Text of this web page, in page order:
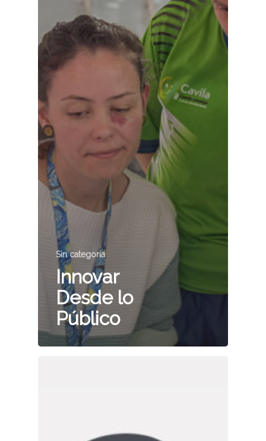
Sin categoría
Innovar
Desde lo
Público